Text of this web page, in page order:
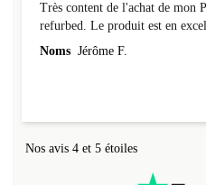
Très content de l'achat de mon
refurbed. Le produit est en
parfaitement conforme à la
Noms Jérôme F.
Nos avis 4 et 5 étoiles